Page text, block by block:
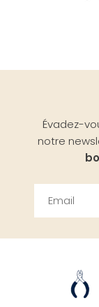
Évadez-
notre